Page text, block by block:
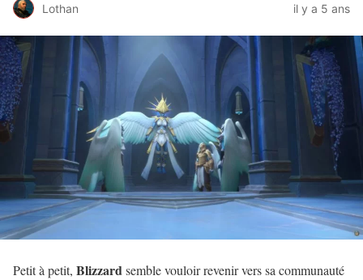
Lothan il y a 5 ans
Petit à petit, Blizzardsemble vouloir revenir vers sa communauté